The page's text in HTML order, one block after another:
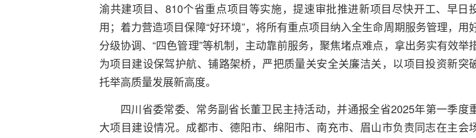
渝共建项目、810个省重点项目等实施，提速审批推进新项目尽快开工、早日
用；着力营造项目保障“好环境”，将所有重点项目纳入全生命周期服务管理，用
分级协调、“四色管理”等机制，主动靠前服务，聚焦堵点难点，拿出务实有效举
为项目建设保驾护航、铺路架桥，严把质量关安全关廉洁关，以项目投资新突
托举高质量发展新高度。
四川省委常委、常务副省长董卫民主持活动，并通报全省2025年第一季度
大项目建设情况。成都市、德阳市、绵阳市、南充市、眉山市负责同志在主会